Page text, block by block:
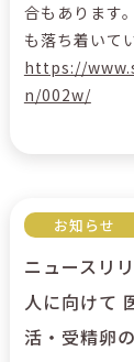
合もあります
も落ち着いて
https://
n/002w/
お知らせ
ニュースリ
人に向けて
活・受精卵